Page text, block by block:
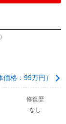
格：99万円）
修復歴
なし